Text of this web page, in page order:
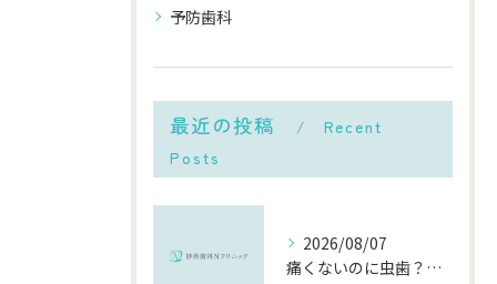
予防歯科
最近の投稿
Recent
Posts
2026/08/07
痛くないのに虫歯？「痛みのない虫歯」が進行する理由と発見方法